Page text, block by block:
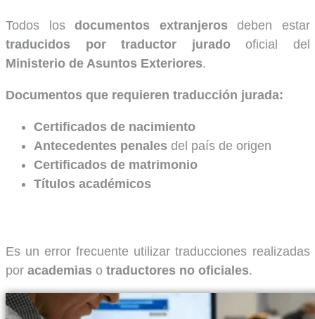
Todos los documentos extranjeros deben estar
traducidos por traductor juradooficial del
Ministerio de Asuntos Exteriores.
Documentos que requieren traducción jurada:
Certificados de nacimiento
Antecedentes penales del país de origen
Certificados de matrimonio
Títulos académicos
Es un error frecuente utilizar traducciones realizadas
por academias o traductores no oficiales.